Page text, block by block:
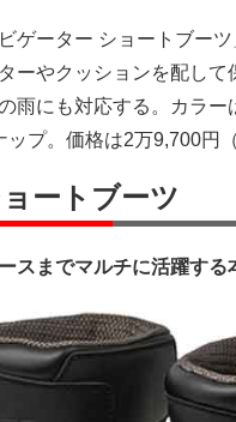
ゲーター ショートブー
ーやクッションを配し
雨にも対応する。カラ
プ。価格は2万9,700円
ートブーツ
スまでマルチに活躍する